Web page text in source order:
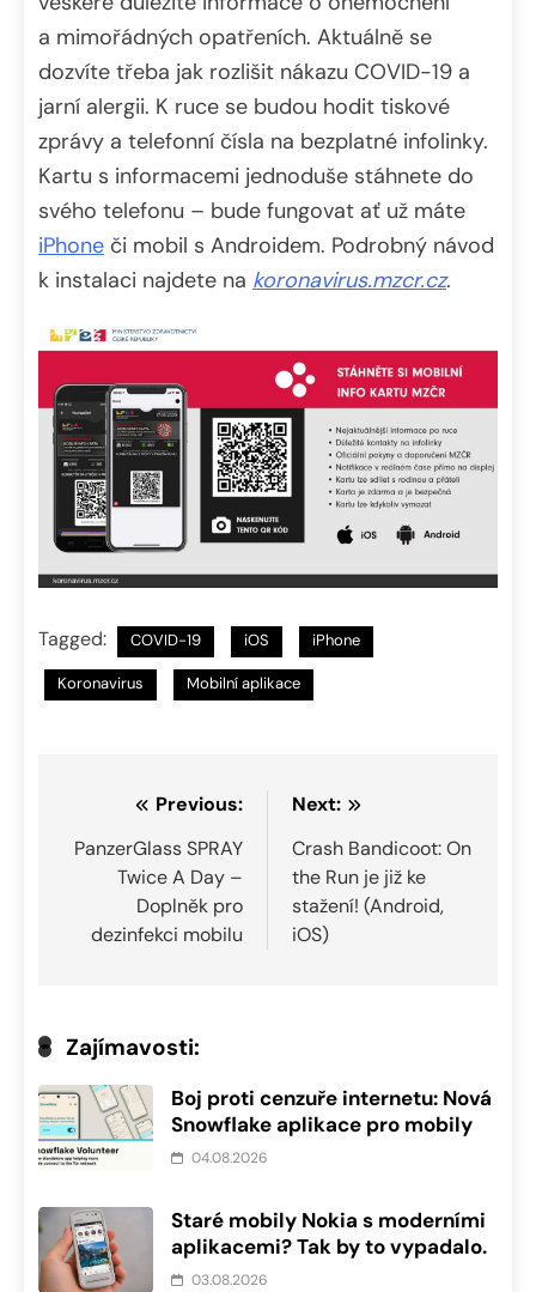
a mimořádných opatřeních. Aktuálně se
dozvíte třeba jak rozlišit nákazu COVID-19 a
jarní alergii. K ruce se budou hodit tiskové
zprávy a telefonní čísla na bezplatné infolinky.
Kartu s informacemi jednoduše stáhnete do
svého telefonu – bude fungovat ať už máte
iPhone či mobil s Androidem. Podrobný návod
k instalaci najdete na koronavirus.mzcr.cz.
Tagged: COVID-19 iOS iPhone
Koronavirus Mobilní aplikace
Navigace
pro
příspěvek
Previous:
PanzerGlass SPRAY
Twice A Day –
Doplněk pro
dezinfekci mobilu
Next:
Crash Bandicoot: On
the Run je již ke
stažení! (Android,
iOS)
Zajímavosti:
Boj proti cenzuře internetu: Nová
Snowflake aplikace pro mobily
04.08.2026
Staré mobily Nokia s moderními
aplikacemi? Tak by to vypadalo.
03.08.2026